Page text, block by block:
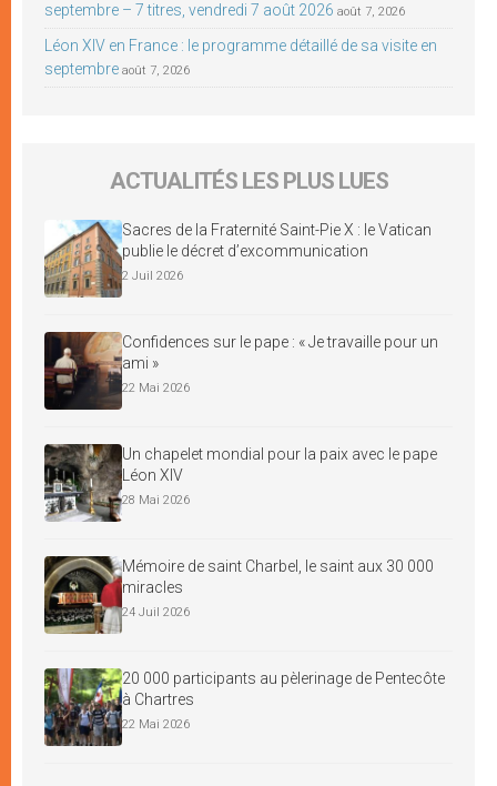
septembre – 7 titres, vendredi 7 août 2026 août 7, 2026
Léon XIV en France : le programme détaillé de sa visite en
septembre août 7, 2026
ACTUALITÉS LES PLUS LUES
Sacres de la Fraternité Saint-Pie X : le Vatican
publie le décret d’excommunication
2 Juil 2026
Confidences sur le pape : « Je travaille pour un
ami »
22 Mai 2026
Un chapelet mondial pour la paix avec le pape
Léon XIV
28 Mai 2026
Mémoire de saint Charbel, le saint aux 30 000
miracles
24 Juil 2026
20 000 participants au pèlerinage de Pentecôte
à Chartres
22 Mai 2026